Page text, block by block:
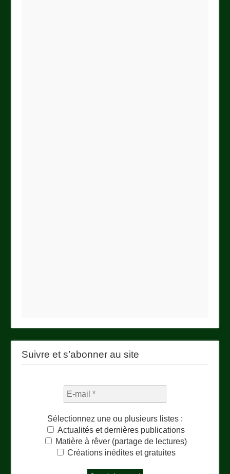
Suivre et s’abonner au site
Sélectionnez une ou plusieurs listes :
Actualités et dernières publications
Matière à rêver (partage de lectures)
Créations inédites et gratuites